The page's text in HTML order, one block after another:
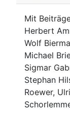
Mit
Herbert
Wolf
Michael
Sigmar
Stephan
Roewer,